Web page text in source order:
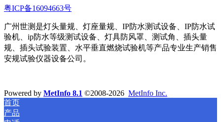
粤ICP备16094663号
广州世测是灯头量规、灯座量规、IP防水测试设备、IP防水试
验机、ip防水等级测试设备、灯具防风罩、测试角、插头量
规、插头试验装置、水平垂直燃烧试验机等产品专业生产销售
安规试验仪器设备公司。
Powered by MetInfo 8.1 ©2008-2026 MetInfo Inc.
首页
产品